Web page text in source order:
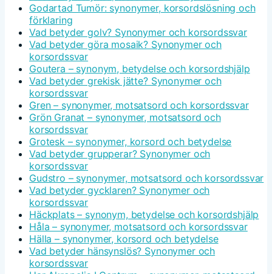
Godartad Tumör: synonymer, korsordslösning och
förklaring
Vad betyder golv? Synonymer och korsordssvar
Vad betyder göra mosaik? Synonymer och
korsordssvar
Goutera – synonym, betydelse och korsordshjälp
Vad betyder grekisk jätte? Synonymer och
korsordssvar
Gren – synonymer, motsatsord och korsordssvar
Grön Granat – synonymer, motsatsord och
korsordssvar
Grotesk – synonymer, korsord och betydelse
Vad betyder grupperar? Synonymer och
korsordssvar
Gudstro – synonymer, motsatsord och korsordssvar
Vad betyder gycklaren? Synonymer och
korsordssvar
Häckplats – synonym, betydelse och korsordshjälp
Håla – synonymer, motsatsord och korsordssvar
Hälla – synonymer, korsord och betydelse
Vad betyder hänsynslös? Synonymer och
korsordssvar